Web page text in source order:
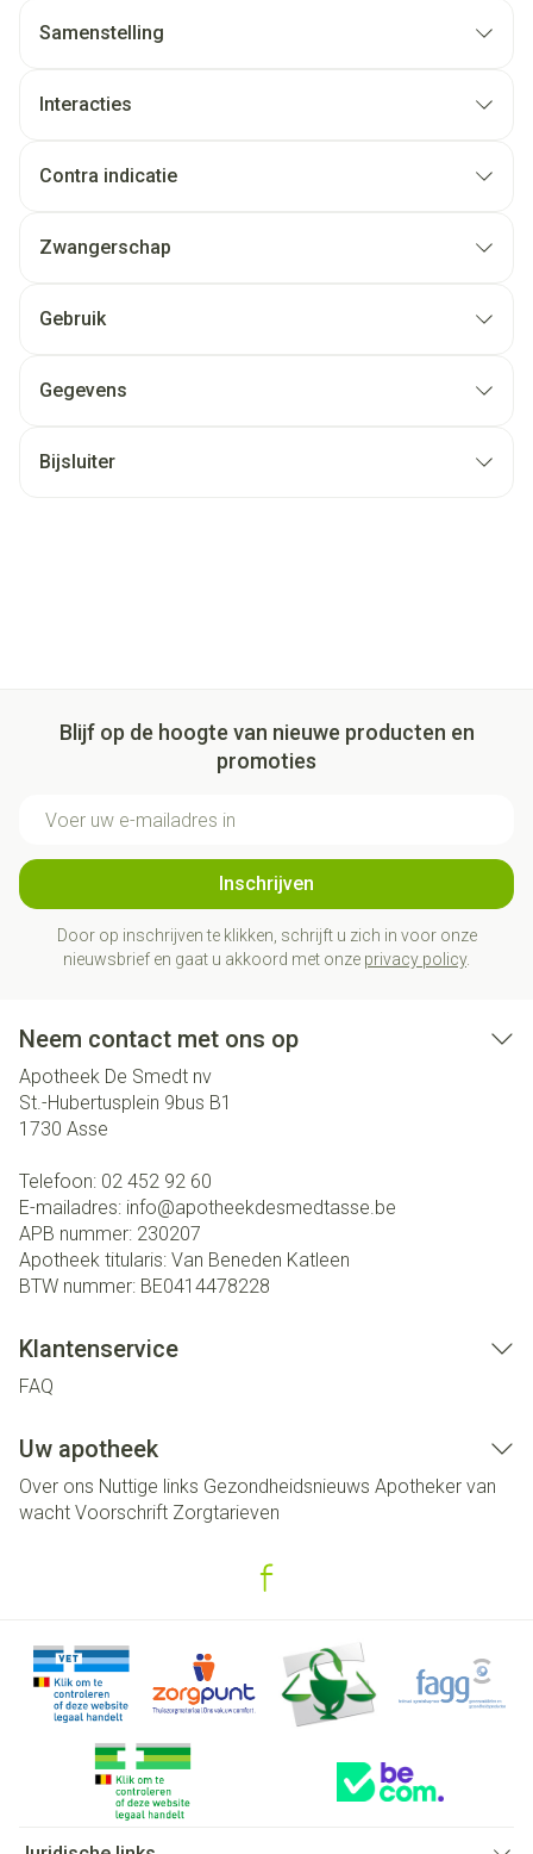
Samenstelling
Interacties
Contra indicatie
Zwangerschap
Gebruik
Gegevens
Bijsluiter
Blijf op de hoogte van nieuwe producten en
promoties
Inschrijven
Door op inschrijven te klikken, schrijft u zich in voor onze
nieuwsbrief en gaat u akkoord met onze privacy policy.
Neem contact met ons op
Apotheek De Smedt nv
St.-Hubertusplein 9bus B1
1730 Asse
Telefoon: 02 452 92 60
E-mailadres: info@apotheekdesmedtasse.be
APB nummer: 230207
Apotheek titularis: Van Beneden Katleen
BTW nummer: BE0414478228
Klantenservice
FAQ
Uw apotheek
Over ons Nuttige links Gezondheidsnieuws Apotheker van
wacht Voorschrift Zorgtarieven